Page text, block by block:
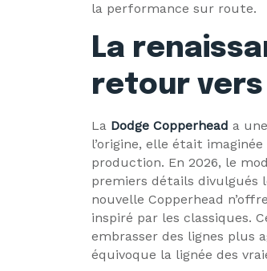
la performance sur route.
La
retour
La Dodge Copperhead a
l’origine, elle était
production. En 2026, le
premiers détails divulgués
nouvelle Copperhead
inspiré par les classiques.
embrasser des lignes plus
équivoque la lignée des